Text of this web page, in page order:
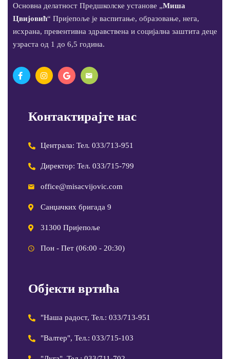
Основна делатност Предшколске установе „Миша
Цвијовић“ Пријепоље је васпитање, образовање, нега,
исхрана, превентивна здравствена и социјална заштита деце
узраста од 1 до 6,5 година.
Контактирајте нас
Централа: Тел. 033/713-951
Директор: Тел. 033/715-799
office@misacvijovic.com
Санџачких бригада 9
31300 Пријепоље
Пон - Пет (06:00 - 20:30)
Објекти вртића
"Наша радост, Тел.: 033/713-951
"Валтер", Тел.: 033/715-103